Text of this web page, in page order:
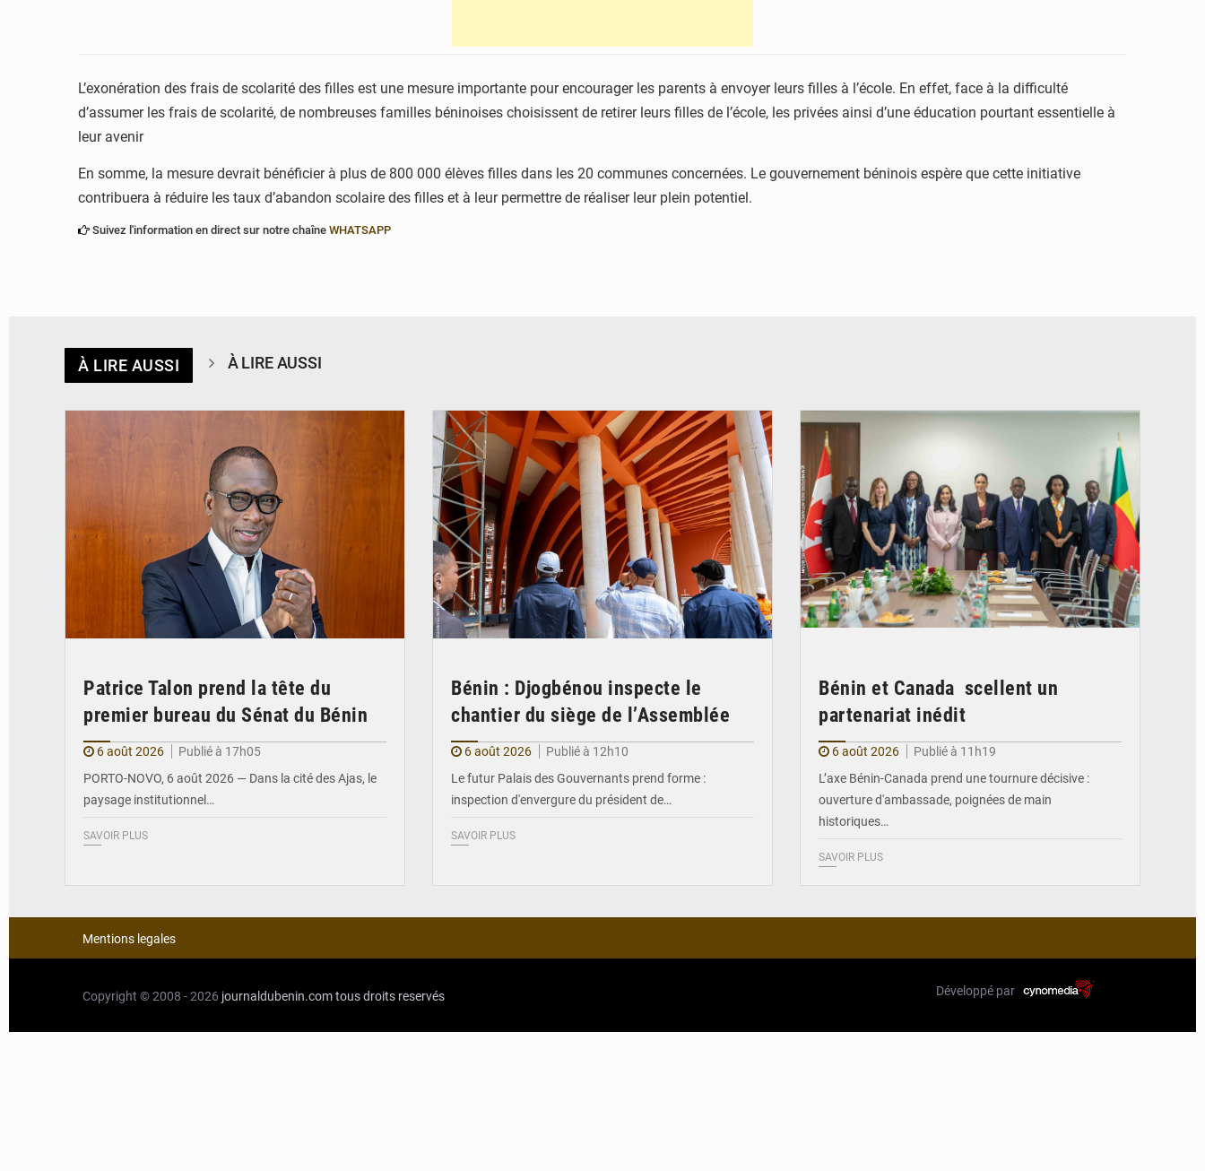
L’exonération des frais de scolarité des filles est une mesure importante pour encourager les parents à envoyer leurs filles à l’école. En effet, face à la difficulté
d’assumer les frais de scolarité, de nombreuses familles béninoises choisissent de retirer leurs filles de l’école, les privées ainsi d’une éducation pourtant essentielle à
leur avenir
En somme, la mesure devrait bénéficier à plus de 800 000 élèves filles dans les 20 communes concernées. Le gouvernement béninois espère que cette initiative
contribuera à réduire les taux d’abandon scolaire des filles et à leur permettre de réaliser leur plein potentiel.
Suivez l'information en direct sur notre chaîne WHATSAPP
À LIRE AUSSI À LIRE AUSSI
Patrice Talon prend la tête du
premier bureau du Sénat du Bénin
6 août 2026
Publié à 17h05
PORTO-NOVO, 6 août 2026 — Dans la cité des Ajas, le
paysage institutionnel…
SAVOIR PLUS
Bénin : Djogbénou inspecte le
chantier du siège de l’Assemblée
6 août 2026
Publié à 12h10
Le futur Palais des Gouvernants prend forme :
inspection d'envergure du président de…
SAVOIR PLUS
Bénin et Canada scellent un
partenariat inédit
6 août 2026
Publié à 11h19
L’axe Bénin-Canada prend une tournure décisive :
ouverture d'ambassade, poignées de main
historiques…
SAVOIR PLUS
Mentions legales
Copyright © 2008 - 2026 journaldubenin.comtous droits reservés Développé par